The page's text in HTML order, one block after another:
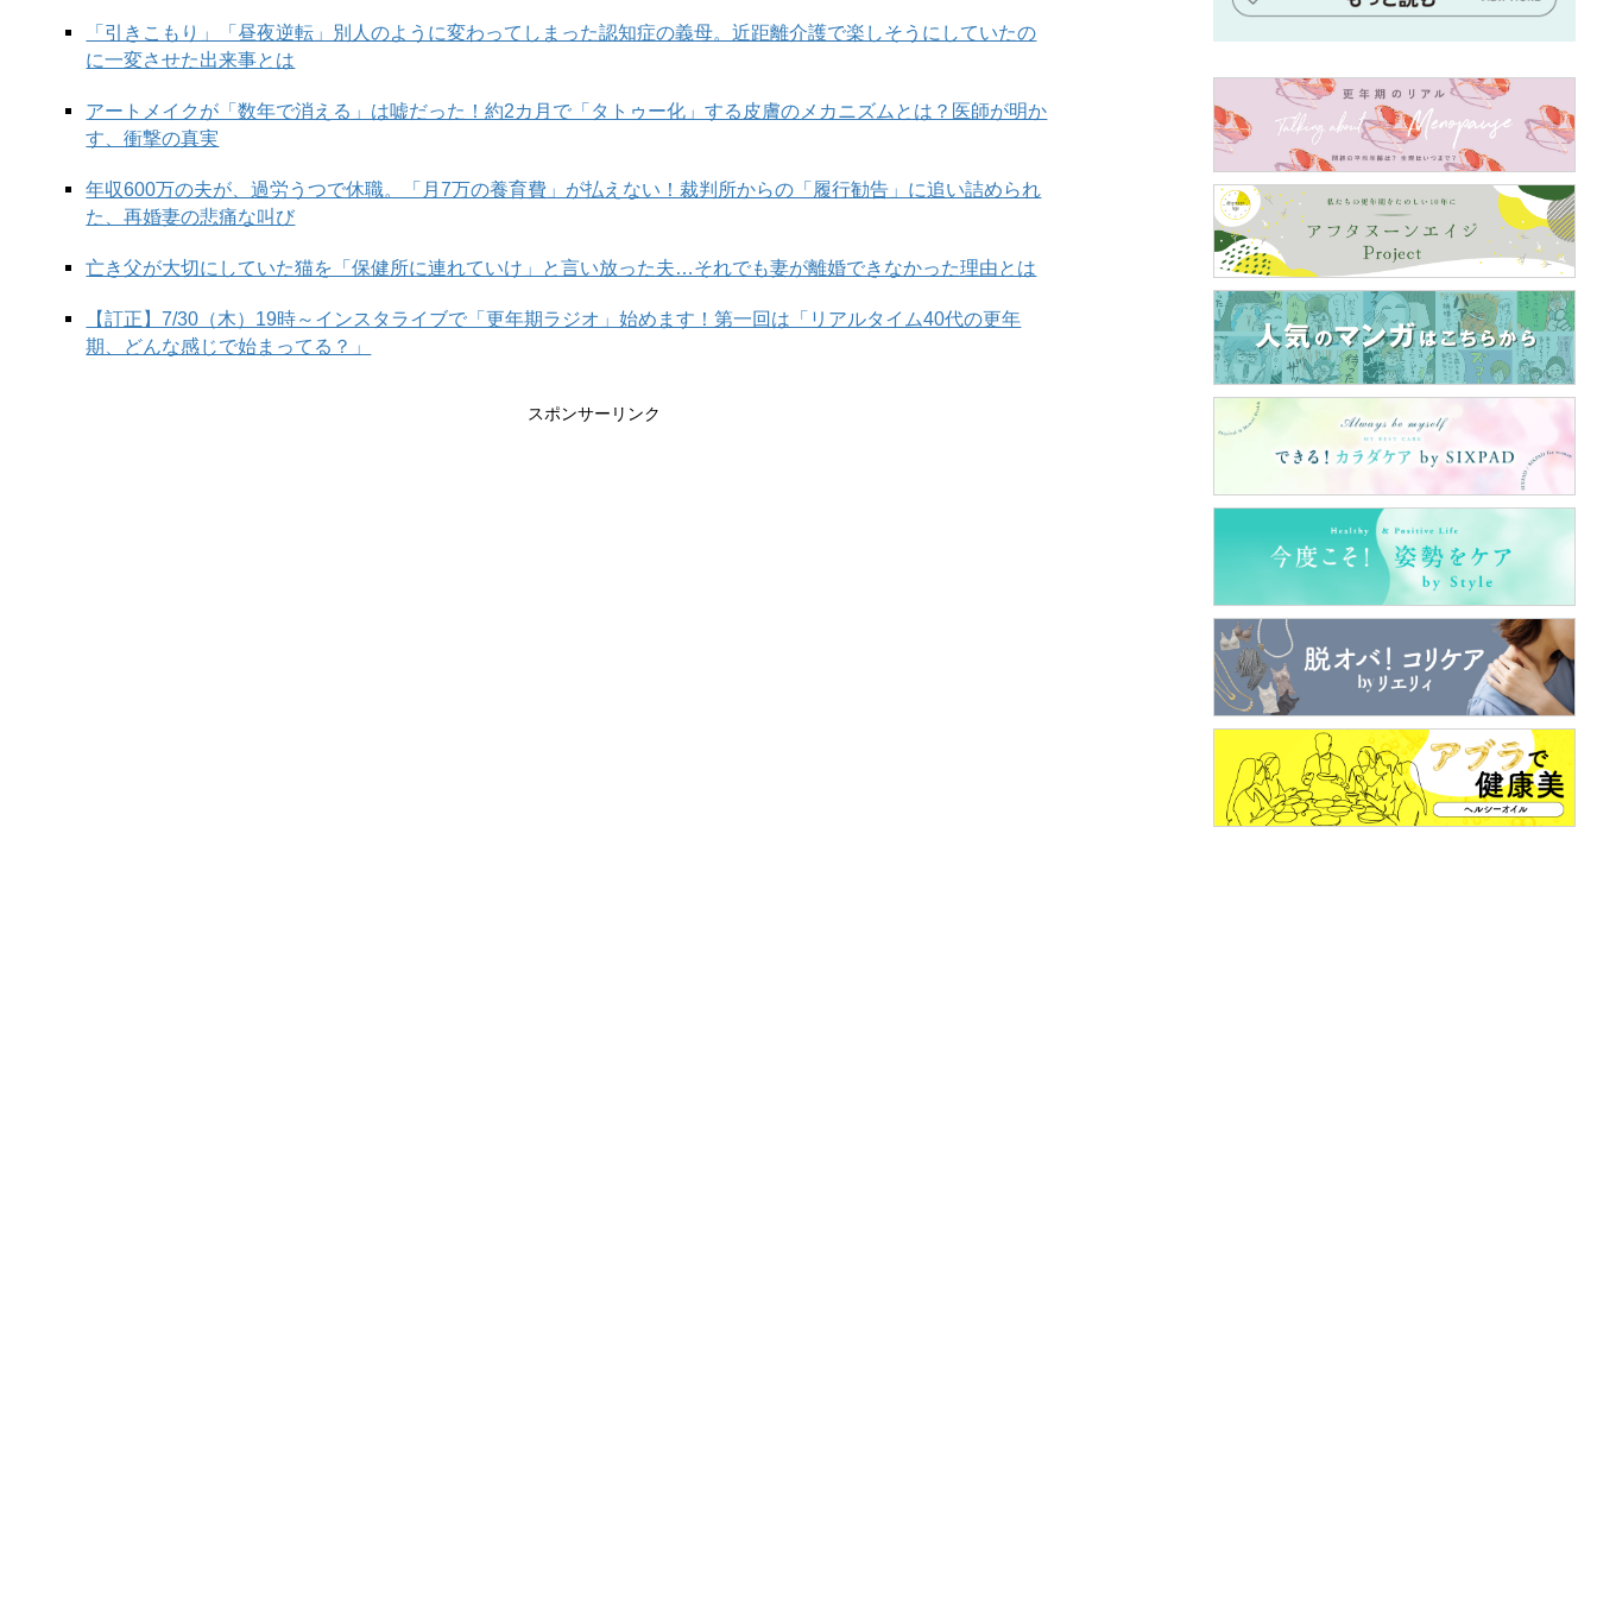
「引きこもり」「昼夜逆転」別人のように変わってしまった認知症の義母。近距離介護で楽しそうにしていたの
に一変させた出来事とは
アートメイクが「数年で消える」は嘘だった！約2カ月で「タトゥー化」する皮膚のメカニズムとは？医師が明か
す、衝撃の真実
年収600万の夫が、過労うつで休職。「月7万の養育費」が払えない！裁判所からの「履行勧告」に追い詰められ
た、再婚妻の悲痛な叫び
亡き父が大切にしていた猫を「保健所に連れていけ」と言い放った夫…それでも妻が離婚できなかった理由とは
【訂正】7/30（木）19時～インスタライブで「更年期ラジオ」始めます！第一回は「リアルタイム40代の更年
期、どんな感じで始まってる？」
スポンサーリンク